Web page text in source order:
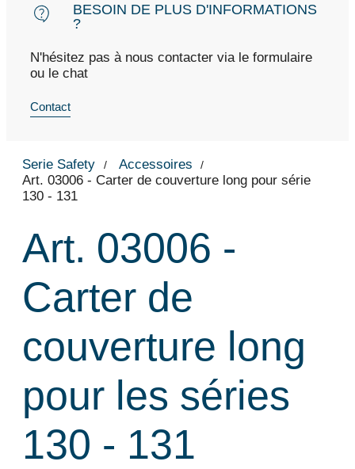
BESOIN DE PLUS D'INFORMATIONS
?
N'hésitez pas à nous contacter via le formulaire
ou le chat
Contact
Serie Safety
Accessoires
Art. 03006 - Carter de couverture long pour série
130 - 131
Art. 03006 -
Carter de
couverture long
pour les séries
130 - 131